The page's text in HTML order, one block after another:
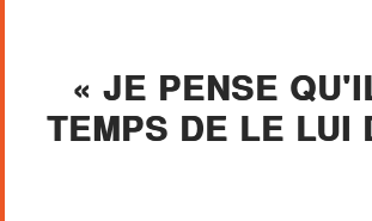
« JE PENSE
TEMPS DE LE LUI